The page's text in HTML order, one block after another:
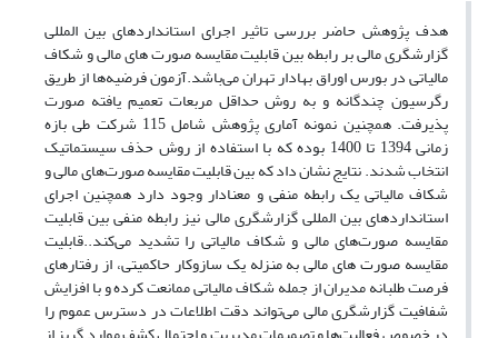
هدف پژوهش حاضر بررسی تاثیر اجرای استانداردهای بین المللی
گزارشگری مالی بر رابطه بین قابلیت مقایسه صورت های مالی و شکاف
مالیاتی در بورس اوراق بهادار تهران می‌باشد.آزمون فرضیه‌ها از طریق
رگرسیون چندگانه و به روش حداقل مربعات تعمیم یافته صورت
پذیرفت. همچنین نمونه آماری پژوهش شامل 115 شرکت طی بازه
زمانی 1394 تا 1400 بوده که با استفاده از روش حذف سیستماتیک
انتخاب شدند. نتایج نشان داد که بین قابلیت مقایسه صورت‌های مالی و
شکاف مالیاتی یک رابطه منفی و معنادار وجود دارد همچنین اجرای
استانداردهای بین المللی گزارشگری مالی نیز رابطه منفی بین قابلیت
مقایسه صورت‌های مالی و شکاف مالیاتی را تشدید می‌کند..قابلیت
مقایسه صورت های مالی به منزله یک سازوکار حاکمیتی، از رفتارهای
فرصت طلبانه مدیران از جمله شکاف مالیاتی ممانعت کرده و با افزایش
شفافیت گزارشگری مالی می‌تواند دقت اطلاعات در دسترس عموم را